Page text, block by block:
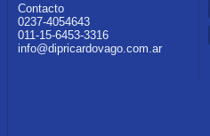
Contacto
0237-4054643
011-15-6453-3316
info@dipricardovago.com.ar